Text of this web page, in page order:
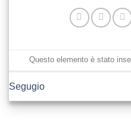
Questo elemento è stato
Segugio